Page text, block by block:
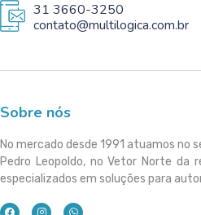
31 3660-3250
contato@multilogica.com.br
Sobre nós
No mercado desde 1991 atuamos no
Pedro Leopoldo, no Vetor Norte da
especializados em soluções para